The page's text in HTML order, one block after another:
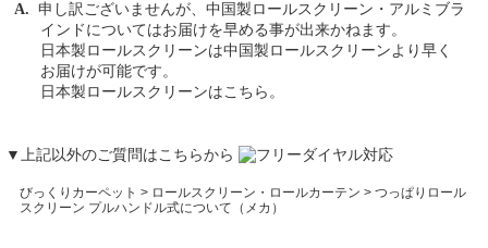
申し訳ございませんが、中国製ロールスクリーン・アルミブラ
インドについてはお届けを早める事が出来かねます。
日本製ロールスクリーンは中国製ロールスクリーンより早く
お届けが可能です。
日本製ロールスクリーンはこちら。
▼上記以外のご質問はこちらから
びっくりカーペット > ロールスクリーン・ロールカーテン > つっぱりロール
スクリーン プルハンドル式について（メカ）